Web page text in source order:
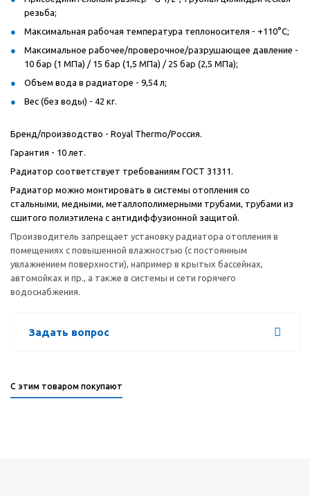
резьба;
Максимальная рабочая температура теплоносителя - +110°C;
Максимальное рабочее/проверочное/разрушающее давление -
10 бар (1 МПа) / 15 бар (1,5 МПа) / 25 бар (2,5 МПа);
Объем вода в радиаторе - 9,54 л;
Вес (без воды) - 42 кг.
Бренд/производство - Royal Thermo/Россия.
Гарантия - 10 лет.
Радиатор соответствует требованиям ГОСТ 31311.
Радиатор можно монтировать в системы отопления со
стальными, медными, металлополимерными трубами, трубами из
сшитого полиэтилена с антидиффузионной защитой.
Производитель запрещает установку радиатора отопления в
помещениях с повышенной влажностью (с постоянным
увлажнением поверхности), например в крытых бассейнах,
автомойках и пр., а также в системы и сети горячего
водоснабжения.
Задать вопрос
С этим товаром покупают